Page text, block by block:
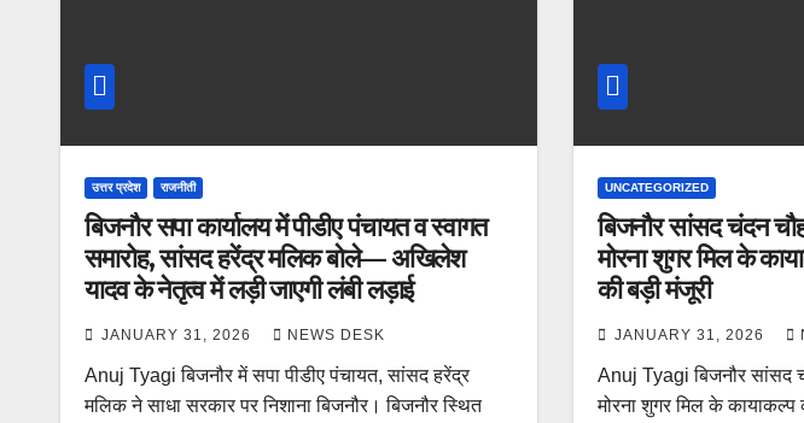
उत्तर प्रदेश राजनीती
बिजनौर सपा कार्यालय में पीडीए पंचायत व स्वागत
समारोह, सांसद हरेंद्र मलिक बोले— अखिलेश
यादव के नेतृत्व में लड़ी जाएगी लंबी लड़ाई
JANUARY 31, 2026 NEWS DESK
Anuj Tyagi बिजनौर में सपा पीडीए पंचायत, सांसद हरेंद्र
मलिक ने साधा सरकार पर निशाना बिजनौर। बिजनौर स्थित
UNCATEGORIZED
बिजनौर सांसद चंदन
मोरना शुगर मिल के
की बड़ी मंजूरी
JANUARY 31, 2026
Anuj Tyagi बिजनौर सांसद
मोरना शुगर मिल के